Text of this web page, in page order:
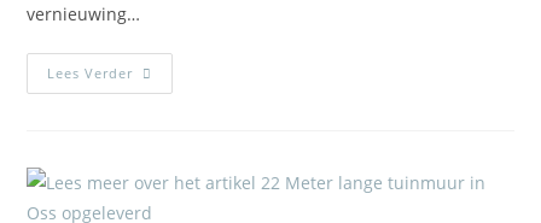
vernieuwing…
Lees Verder